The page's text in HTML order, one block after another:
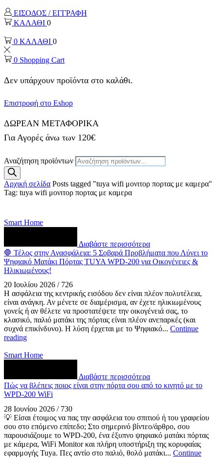
ΕΙΣΟΔΟΣ / ΕΓΓΡΑΦΗ
ΚΑΛΑΘΙ 0
0 ΚΑΛΑΘΙ 0
0 Shopping Cart
Δεν υπάρχουν προϊόντα στο καλάθι.
Επιστροφή στο Eshop
ΔΩΡΕΑΝ ΜΕΤΑΦΟΡΙΚΑ
Για Αγορές άνω των 120€
Αναζήτηση προϊόντων
Αρχική σελίδα Posts tagged "tuya wifi μονιτορ πορτας με καμερα"
Tag: tuya wifi μονιτορ πορτας με καμερα
Smart Home
Διαβάστε περισσότερα
🛑 Τέλος στην Ανασφάλεια: 5 Σοβαρά Προβλήματα που Λύνει το
Ψηφιακό Ματάκι Πόρτας TUYA WPD-200 για Οικογένειες &
Ηλικιωμένους!
20 Ιουλίου 2026 / 726
Η ασφάλεια της κεντρικής εισόδου δεν είναι πλέον πολυτέλεια,
είναι ανάγκη. Αν μένετε σε διαμέρισμα, αν έχετε ηλικιωμένους
γονείς ή αν θέλετε να προστατέψετε την οικογένειά σας, το
κλασικό, παλιό ματάκι της πόρτας είναι πλέον ανεπαρκές (και
συχνά επικίνδυνο). Η λύση έρχεται με το Ψηφιακό... Continue
reading
Smart Home
Διαβάστε περισσότερα
Πώς να βλέπεις ποιος είναι στην πόρτα σου από το κινητό με το
WPD-200 WiFi
28 Ιουνίου 2026 / 730
💡 Είσαι έτοιμος να πας την ασφάλεια του σπιτιού ή του γραφείου
σου στο επόμενο επίπεδο; Στο σημερινό βίντεο/άρθρο, σου
παρουσιάζουμε το WPD-200, ένα έξυπνο ψηφιακό ματάκι πόρτας
με κάμερα, WiFi Monitor και πλήρη υποστήριξη της κορυφαίας
εφαρμογής Tuya. Πες αντίο στο παλιό, θολό ματάκι... Continue